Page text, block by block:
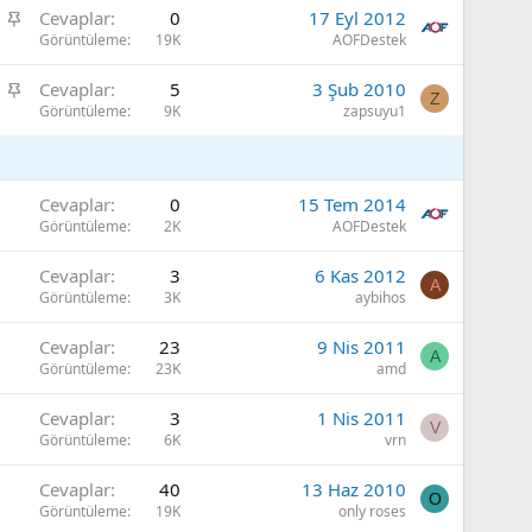
iS
b
i
Cevaplar 0
Görüntüleme 19K
17 Eyl 2012
AOFDestek
S
t
Cevaplar 5
Görüntüleme 9K
3 Şub 2010
zapsuyu1
Z
Cevaplar 0
Görüntüleme 2K
15 Tem 2014
AOFDestek
Cevaplar 3
Görüntüleme 3K
6 Kas 2012
aybihos
A
Cevaplar 23
Görüntüleme 23K
9 Nis 2011
amd
A
Cevaplar 3
Görüntüleme 6K
1 Nis 2011
vrn
V
Cevaplar 40
Görüntüleme 19K
13 Haz 2010
only roses
O